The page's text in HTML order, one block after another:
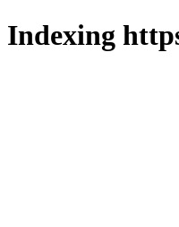
Indexing